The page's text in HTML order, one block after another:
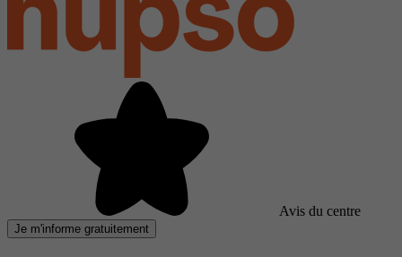
Avis du centre
Je m'informe gratuitement